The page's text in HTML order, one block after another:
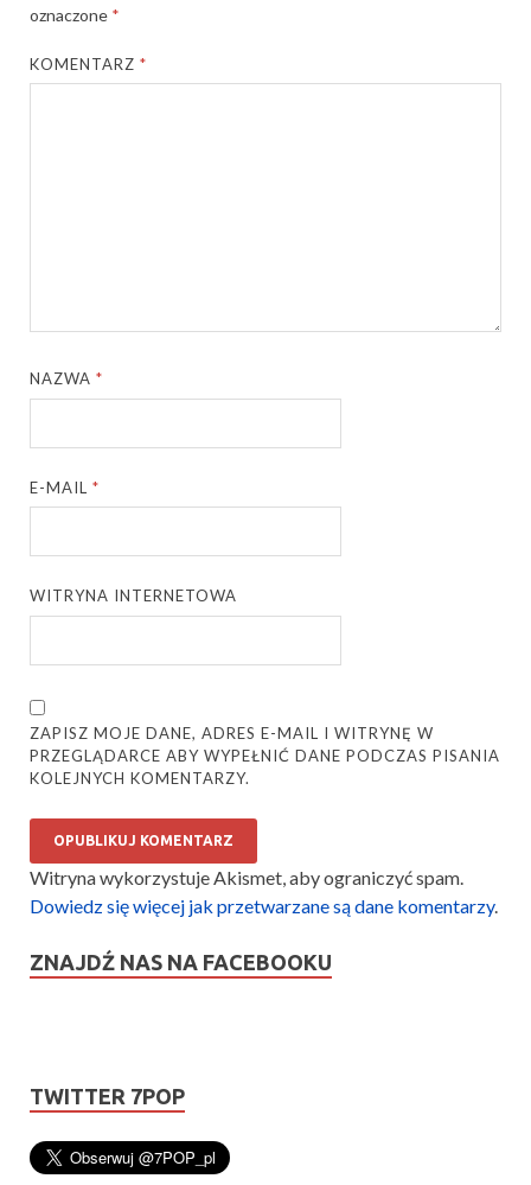
oznaczone *
KOMENTARZ*
NAZWA*
E-MAIL*
WITRYNA INTERNETOWA
ZAPISZ MOJE DANE, ADRES E-MAIL I WITRYNĘ W
PRZEGLĄDARCE ABY WYPEŁNIĆ DANE PODCZAS PISANIA
KOLEJNYCH KOMENTARZY.
Witryna wykorzystuje Akismet, aby ograniczyć spam.
Dowiedz się więcej jak przetwarzane są dane komentarzy.
ZNAJDŹ NAS NA FACEBOOKU
TWITTER 7POP